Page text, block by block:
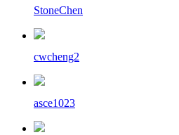
StoneChen
cwcheng2
asce1023